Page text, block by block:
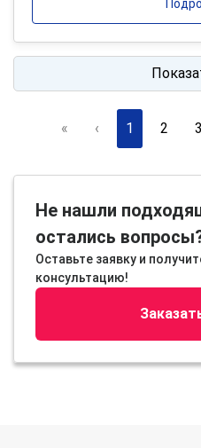
« ‹ 1 2 3
Не нашли
остались
Оставьте заявку и
консультацию!